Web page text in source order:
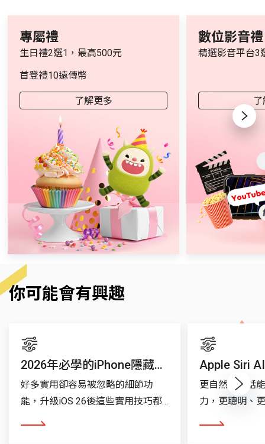
專屬禮
生日禮2選1，最高500元
首登禮10遠傳幣
了解更多
數位影音禮
精選影音平台3
了
Next
你可能會有興趣
2026年必學的iPhone隱藏功能
好多實用卻容易被忽略的細節功
能，升級iOS 26後這些實用技巧都
看更多
Apple Siri
更自然的對話
力，更聰明、
看更多
Next